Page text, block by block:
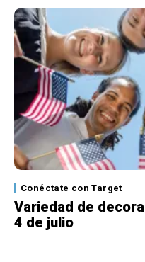
Conéctate con Target
Variedad de
4 de julio